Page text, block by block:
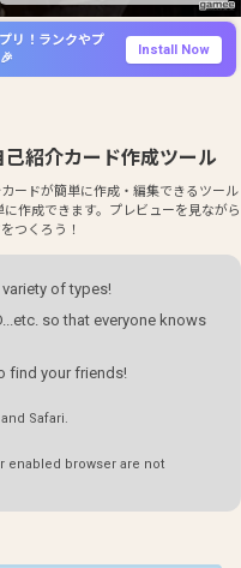
リ！ランクやプ
Install Now
己紹介カード作成ツール
ードが簡単に作成・編集できるツール
作成できます。プレビューを見ながら
つくろう！
of types!
so that everyone knows
find your friends!
Safari.
enabled browser are not